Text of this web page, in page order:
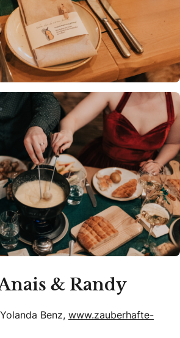
& Randy
Yolanda Benz, www.zauberhafte-